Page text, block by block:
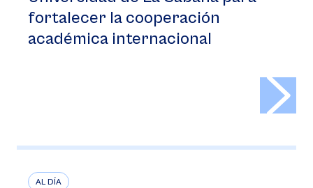
fortalecer la cooperación
académica internacional
AL DÍA